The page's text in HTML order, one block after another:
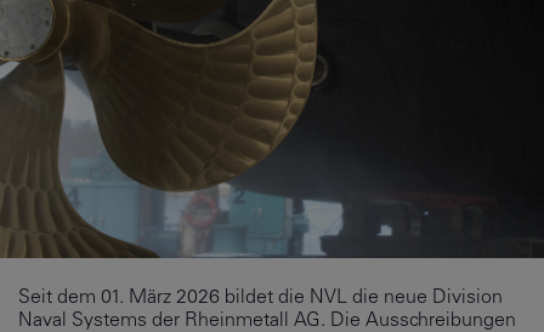
Seit dem 01. März 2026 bildet die NVL die neue Division
Naval Systems der Rheinmetall AG. Die Ausschreibungen